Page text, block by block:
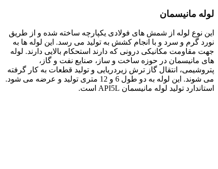
لوله مانیسمان
این نوع لوله از شمش های فولادی یکپارچه ساخته شده و از طریق
نورد گرم و سرد و با انجام کشش به تولید می رسد. این لوله ها به
جهت مقاومت مکانیکی درونی که دارند استحکام بالایی دارند. لوله
های مانیسمان در حوزه ساخت و ساز، صنایع نفت و گاز،
پتروشیمی، انتقال گاز ترش زیردریایی و تولید قطعات به کار گرفته
می شوند. این لوله به دو طول 6 و 12 متری تولید و عرضه می شود.
استاندارد تولید لوله مانیسمان API5L است.